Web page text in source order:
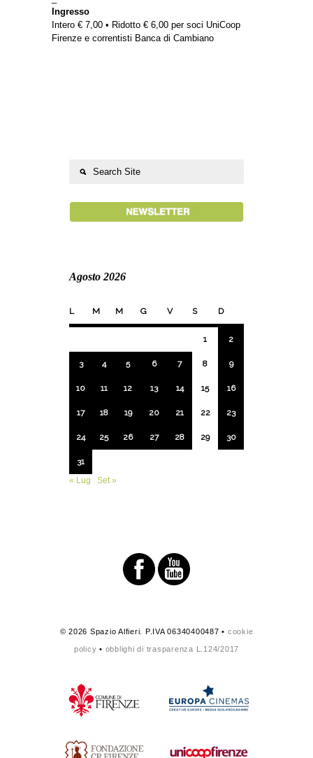
Ingresso
Intero € 7,00 • Ridotto € 6,00 per soci UniCoop
Firenze e correntisti Banca di Cambiano
Agosto 2026
L M M G V S D
1 2
3 4 5 6 7 8 9
10 11 12 13 14 15 16
17 18 19 20 21 22 23
24 25 26 27 28 29 30
31
« Lug
Set »
© 2026 Spazio Alfieri. P.IVA 06340400487 • cookie
policy • obblighi di trasparenza L.124/2017